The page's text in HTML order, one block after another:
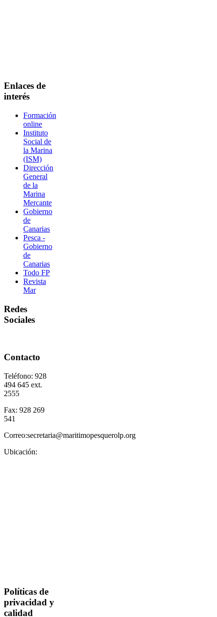
Enlaces de
interés
Formación
online
Instituto
Social de
la Marina
(ISM)
Dirección
General
de la
Marina
Mercante
Gobierno
de
Canarias
Pesca -
Gobierno
de
Canarias
Todo FP
Revista
Mar
Redes
Sociales
Contacto
Teléfono: 928
494 645 ext.
2555
Fax: 928 269
541
Correo:secretaria@maritimopesquerolp.org
Ubicación:
Políticas de
privacidad y
calidad